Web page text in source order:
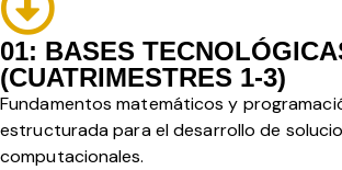
01: BASES
(CUATRIMESTRES 1-3)
Fundamentos matemáticos y
estructurada para el desarrollo de
computacionales.